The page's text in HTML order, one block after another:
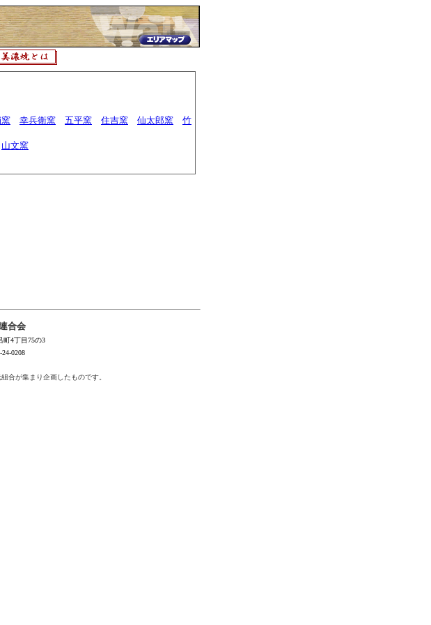
幸兵衛窯 五平窯 住吉窯 仙太郎窯
竹
山文窯
合会
4丁目75の3
24-0208
合が集まり企画したものです。